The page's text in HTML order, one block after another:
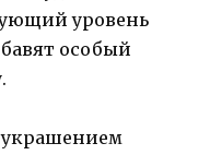
уровень
особый
украшением